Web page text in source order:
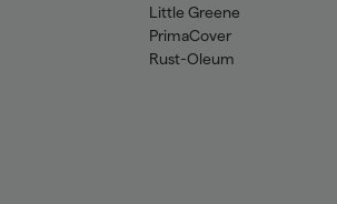
Little Greene
PrimaCover
Rust-Oleum